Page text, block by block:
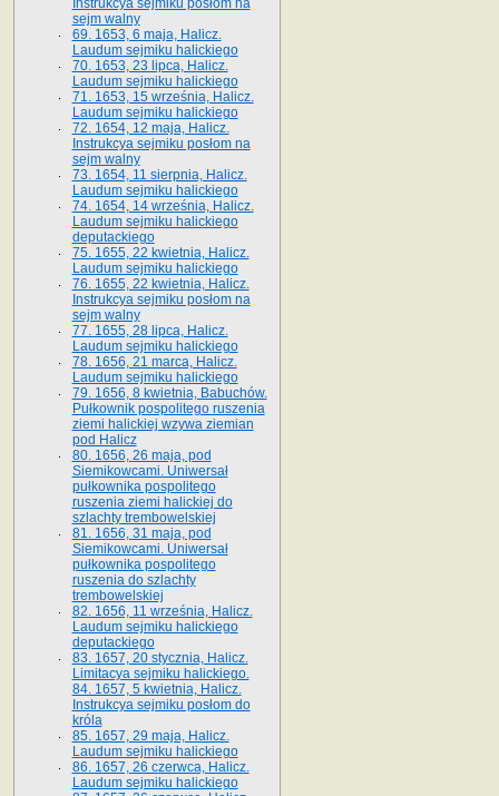
Instrukcya sejmiku posłom na
sejm walny
69. 1653, 6 maja, Halicz.
Laudum sejmiku halickiego
70. 1653, 23 lipca, Halicz.
Laudum sejmiku halickiego
71. 1653, 15 września, Halicz.
Laudum sejmiku halickiego
72. 1654, 12 maja, Halicz.
Instrukcya sejmiku posłom na
sejm walny
73. 1654, 11 sierpnia, Halicz.
Laudum sejmiku halickiego
74. 1654, 14 września, Halicz.
Laudum sejmiku halickiego
deputackiego
75. 1655, 22 kwietnia, Halicz.
Laudum sejmiku halickiego
76. 1655, 22 kwietnia, Halicz.
Instrukcya sejmiku posłom na
sejm walny
77. 1655, 28 lipca, Halicz.
Laudum sejmiku halickiego
78. 1656, 21 marca, Halicz.
Laudum sejmiku halickiego
79. 1656, 8 kwietnia, Babuchów.
Pułkownik pospolitego ruszenia
ziemi halickiej wzywa ziemian
pod Halicz
80. 1656, 26 maja, pod
Siemikowcami. Uniwersał
pułkownika pospolitego
ruszenia ziemi halickiej do
szlachty trembowelskiej
81. 1656, 31 maja, pod
Siemikowcami. Uniwersał
pułkownika pospolitego
ruszenia do szlachty
trembowelskiej
82. 1656, 11 września, Halicz.
Laudum sejmiku halickiego
deputackiego
83. 1657, 20 stycznia, Halicz.
Limitacya sejmiku halickiego.
84. 1657, 5 kwietnia, Halicz.
Instrukcya sejmiku posłom do
króla
85. 1657, 29 maja, Halicz.
Laudum sejmiku halickiego
86. 1657, 26 czerwca, Halicz.
Laudum sejmiku halickiego